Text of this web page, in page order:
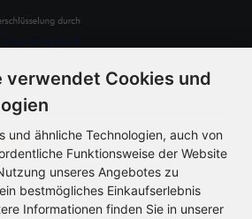
verwendet Cookies und
und ähnliche Technologien, auch von
Funktionsweise der Website
unseres Angebotes zu
bestmögliches Einkaufserlebnis
Informationen finden Sie in unserer